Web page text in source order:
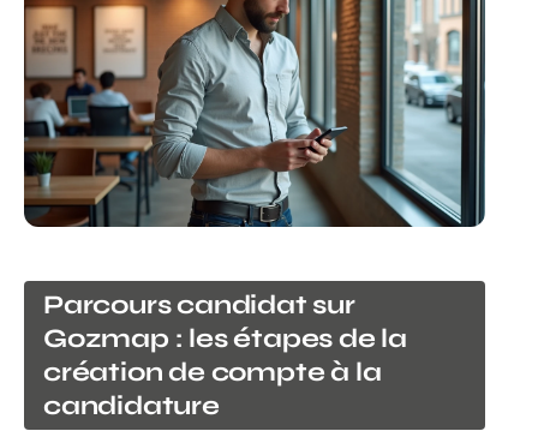
Parcours candidat sur
Gozmap : les étapes de la
création de compte à la
candidature